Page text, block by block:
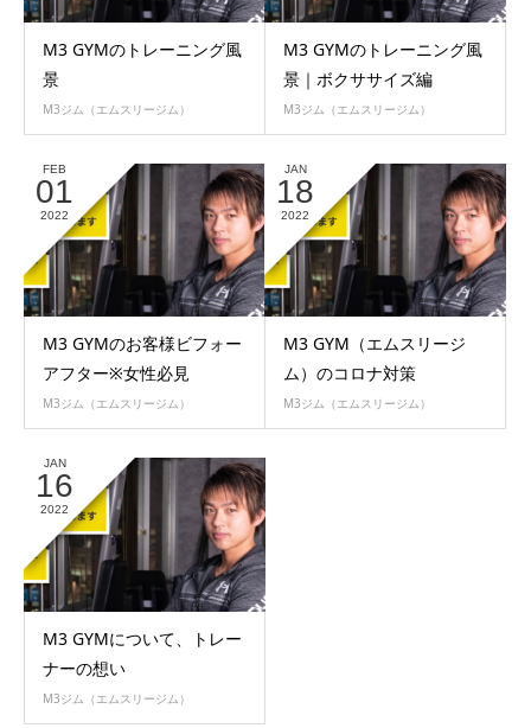
M3 GYMのトレーニング風
景
M3ジム（エムスリージム）
M3 GYMのトレーニング風
景｜ボクササイズ編
M3ジム（エムスリージム）
FEB
01
2022
M3 GYMのお客様ビフォー
アフター※女性必見
M3ジム（エムスリージム）
JAN
18
2022
M3 GYM（エムスリージ
ム）のコロナ対策
M3ジム（エムスリージム）
JAN
16
2022
M3 GYMについて、トレー
ナーの想い
M3ジム（エムスリージム）